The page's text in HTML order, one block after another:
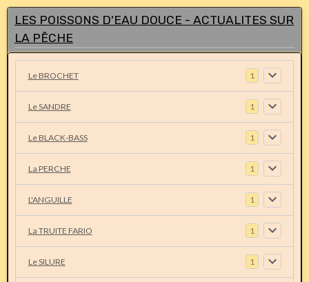
LES POISSONS D'EAU DOUCE - ACTUALITES SUR
LA PÊCHE
Le BROCHET 1
Le SANDRE 1
Le BLACK-BASS 1
La PERCHE 1
L'ANGUILLE 1
La TRUITE FARIO 1
Le SILURE 1